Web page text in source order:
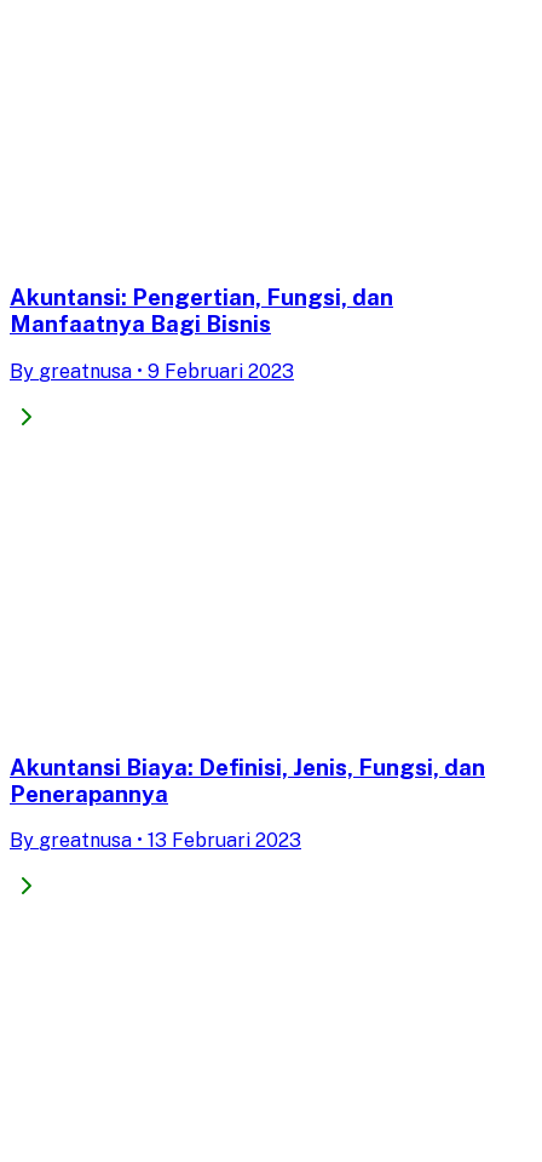
Akuntansi: Pengertian, Fungsi, dan
Manfaatnya Bagi Bisnis
By greatnusa • 9 Februari 2023
Akuntansi Biaya: Definisi, Jenis, Fungsi, dan
Penerapannya
By greatnusa • 13 Februari 2023